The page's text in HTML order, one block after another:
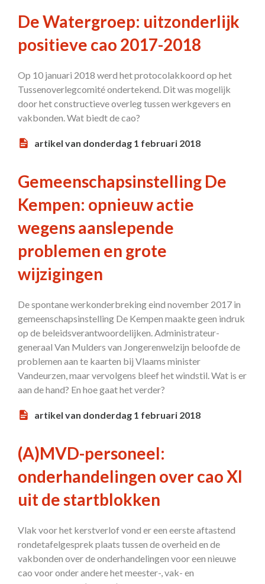
De Watergroep: uitzonderlijk
positieve cao 2017-2018
Op 10 januari 2018 werd het protocolakkoord op het
Tussenoverlegcomité ondertekend. Dit was mogelijk
door het constructieve overleg tussen werkgevers en
vakbonden. Wat biedt de cao?
artikel van donderdag 1 februari 2018
Gemeenschapsinstelling De
Kempen: opnieuw actie
wegens aanslepende
problemen en grote
wijzigingen
De spontane werkonderbreking eind november 2017 in
gemeenschapsinstelling De Kempen maakte geen indruk
op de beleidsverantwoordelijken. Administrateur-
generaal Van Mulders van Jongerenwelzijn beloofde de
problemen aan te kaarten bij Vlaams minister
Vandeurzen, maar vervolgens bleef het windstil. Wat is er
aan de hand? En hoe gaat het verder?
artikel van donderdag 1 februari 2018
(A)MVD-personeel:
onderhandelingen over cao XI
uit de startblokken
Vlak voor het kerstverlof vond er een eerste aftastend
rondetafelgesprek plaats tussen de overheid en de
vakbonden over de onderhandelingen voor een nieuwe
cao voor onder andere het meester-, vak- en